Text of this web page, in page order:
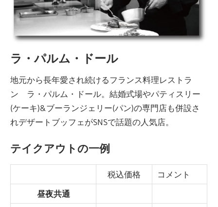
ラ・パルム・ドール
地元から長年愛され続けるフランス料理レストラ
ン ラ・パルム・ドール。結婚式場やパティスリー
(ケーキ)&ブーランジェリー(パン)の専門店も併設さ
れデザートブッフェがSNSで話題の人気店。
テイクアウトの一例
税込価格
コメント
昼夜共通